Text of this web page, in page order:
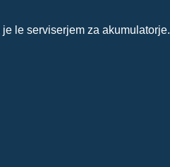
le serviserjem za akumulatorje.